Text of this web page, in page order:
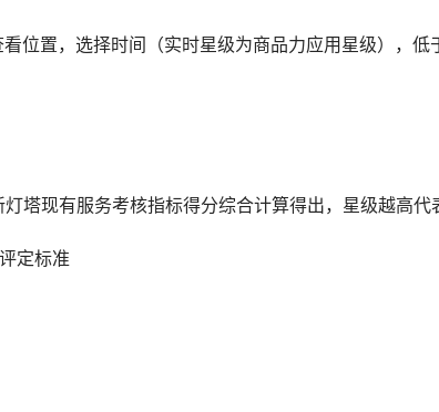
位置，选择时间（实时星级为商品力应用星级），低
塔现有服务考核指标得分综合计算得出，星级越高
定标准